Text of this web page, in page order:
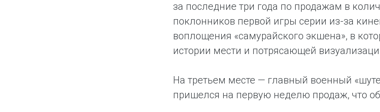
за последние три года по продажам в
поклонников первой игры серии из-за
воплощения «самурайского экшена», в
истории мести и потрясающей
На третьем месте — главный военный
пришелся на первую неделю продаж, что